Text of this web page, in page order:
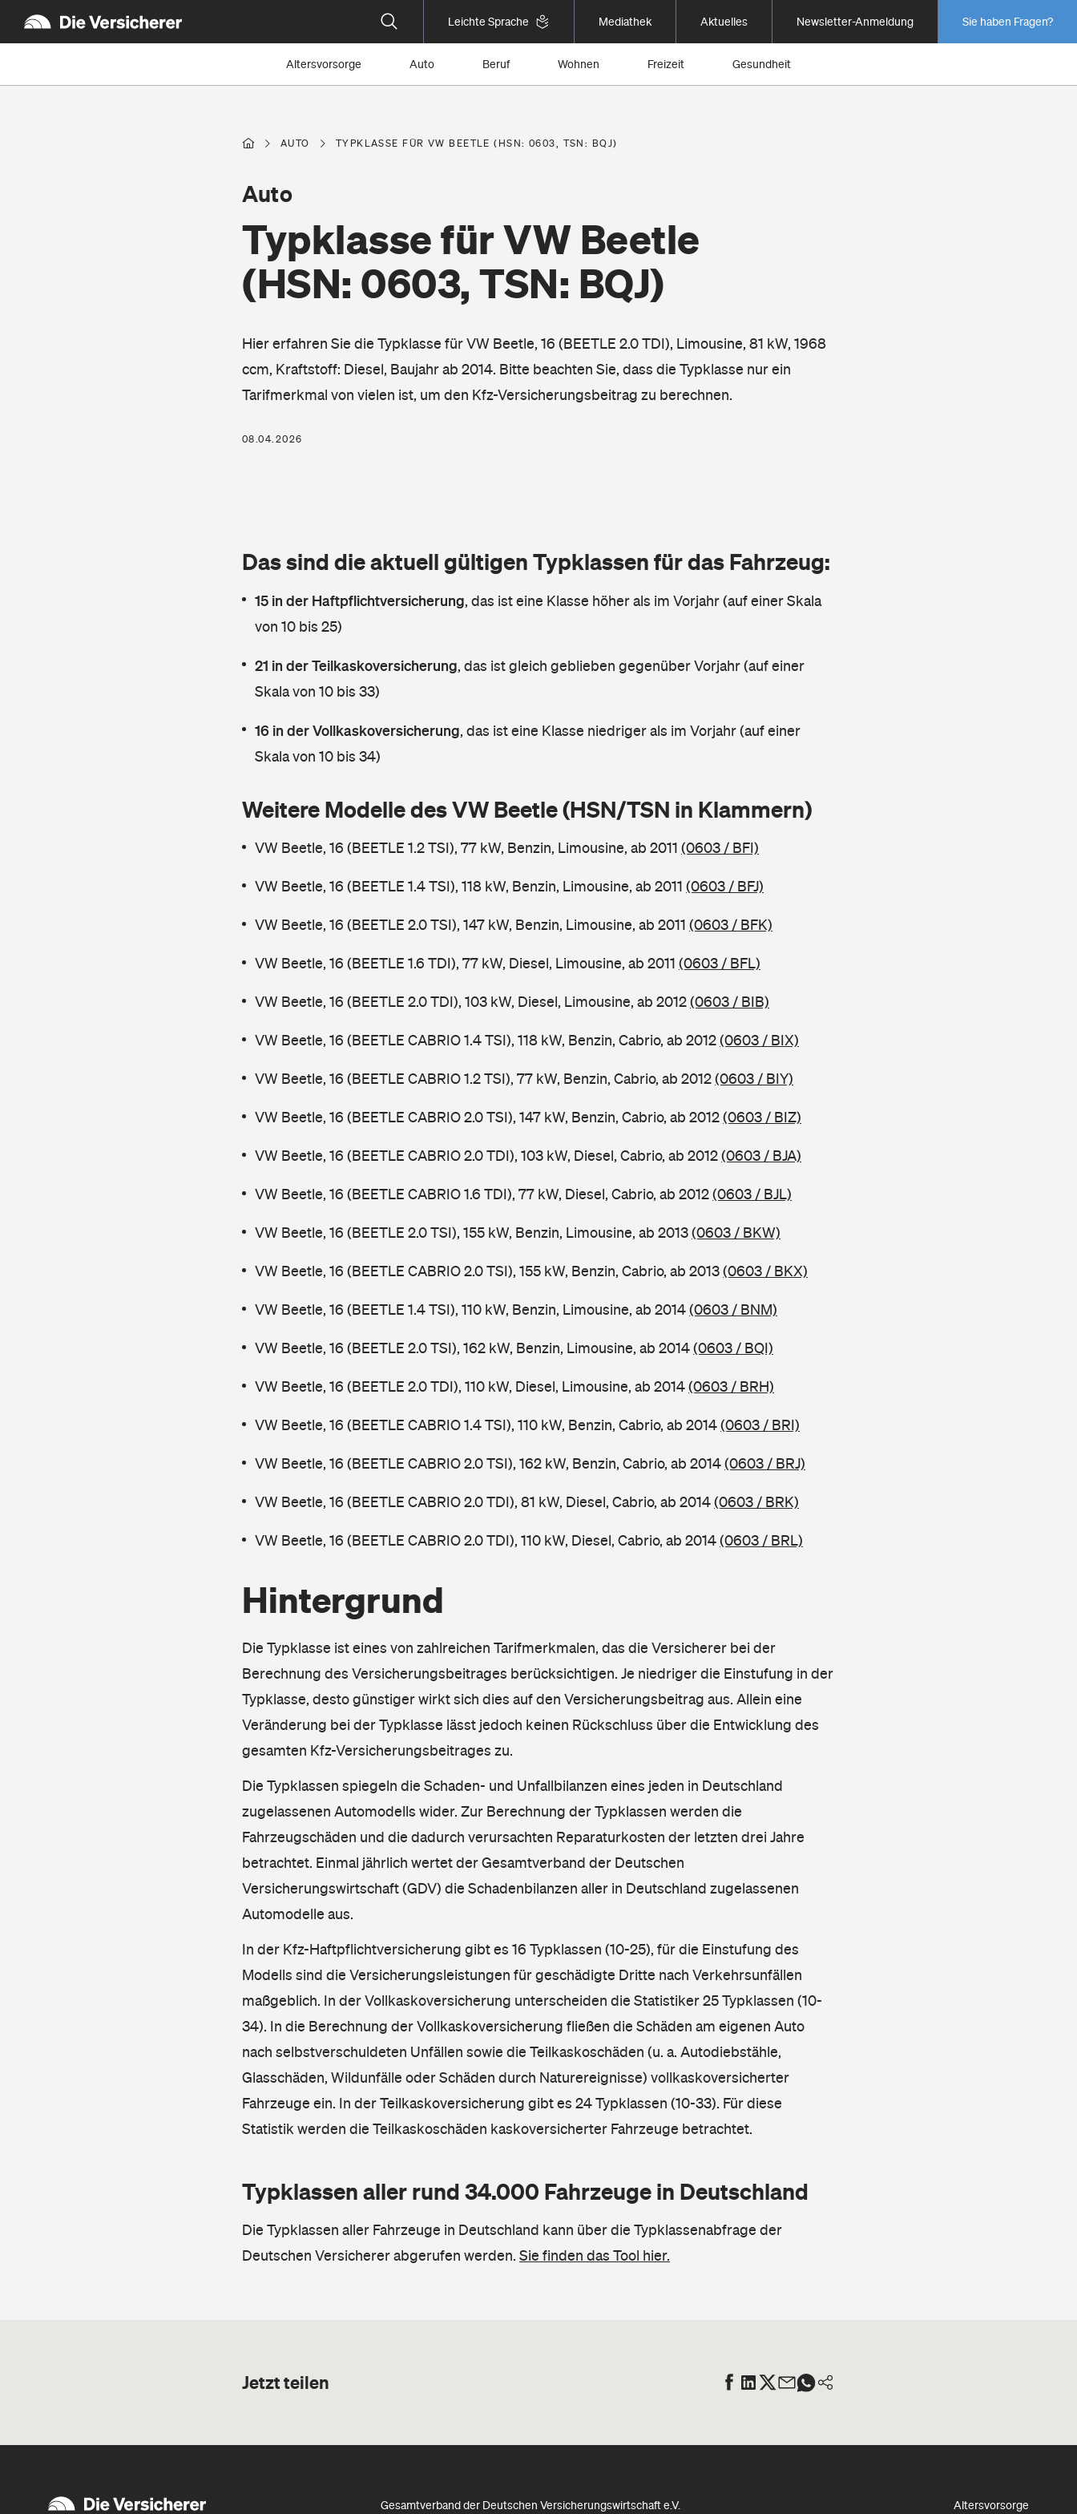
Leichte Sprache Mediathek Aktuelles Newsletter-Anmeldung Sie haben Fragen?
Altersvorsorge Auto Beruf Wohnen Freizeit Gesundheit
AUTO TYPKLASSE FÜR VW BEETLE (HSN: 0603, TSN: BQJ)
Typklasse für VW Beetle
(HSN: 0603, TSN: BQJ)
Auto
Hier erfahren Sie die Typklasse für VW Beetle, 16 (BEETLE 2.0 TDI), Limousine, 81 kW, 1968
ccm, Kraftstoff: Diesel, Baujahr ab 2014. Bitte beachten Sie, dass die Typklasse nur ein
Tarifmerkmal von vielen ist, um den Kfz-Versicherungsbeitrag zu berechnen.
08.04.2026
Das sind die aktuell gültigen Typklassen für das Fahrzeug:
15 in der Haftpflichtversicherung, das ist eine Klasse höher als im Vorjahr (auf einer Skala
von 10 bis 25)
21 in der Teilkaskoversicherung, das ist gleich geblieben gegenüber Vorjahr (auf einer
Skala von 10 bis 33)
16 in der Vollkaskoversicherung, das ist eine Klasse niedriger als im Vorjahr (auf einer
Skala von 10 bis 34)
Weitere Modelle des VW Beetle (HSN/TSN in Klammern)
VW Beetle, 16 (BEETLE 1.2 TSI), 77 kW, Benzin, Limousine, ab 2011 (0603 / BFI)
VW Beetle, 16 (BEETLE 1.4 TSI), 118 kW, Benzin, Limousine, ab 2011 (0603 / BFJ)
VW Beetle, 16 (BEETLE 2.0 TSI), 147 kW, Benzin, Limousine, ab 2011 (0603 / BFK)
VW Beetle, 16 (BEETLE 1.6 TDI), 77 kW, Diesel, Limousine, ab 2011 (0603 / BFL)
VW Beetle, 16 (BEETLE 2.0 TDI), 103 kW, Diesel, Limousine, ab 2012(0603 / BIB)
VW Beetle, 16 (BEETLE CABRIO 1.4 TSI), 118 kW, Benzin, Cabrio, ab 2012(0603 / BIX)
VW Beetle, 16 (BEETLE CABRIO 1.2 TSI), 77 kW, Benzin, Cabrio, ab 2012(0603 / BIY)
VW Beetle, 16 (BEETLE CABRIO 2.0 TSI), 147 kW, Benzin, Cabrio, ab 2012(0603 / BIZ)
VW Beetle, 16 (BEETLE CABRIO 2.0 TDI), 103 kW, Diesel, Cabrio, ab 2012(0603 / BJA)
VW Beetle, 16 (BEETLE CABRIO 1.6 TDI), 77 kW, Diesel, Cabrio, ab 2012(0603 / BJL)
VW Beetle, 16 (BEETLE 2.0 TSI), 155 kW, Benzin, Limousine, ab 2013(0603 / BKW)
VW Beetle, 16 (BEETLE CABRIO 2.0 TSI), 155 kW, Benzin, Cabrio, ab 2013(0603 / BKX)
VW Beetle, 16 (BEETLE 1.4 TSI), 110 kW, Benzin, Limousine, ab 2014(0603 / BNM)
VW Beetle, 16 (BEETLE 2.0 TSI), 162 kW, Benzin, Limousine, ab 2014(0603 / BQI)
VW Beetle, 16 (BEETLE 2.0 TDI), 110 kW, Diesel, Limousine, ab 2014(0603 / BRH)
VW Beetle, 16 (BEETLE CABRIO 1.4 TSI), 110 kW, Benzin, Cabrio, ab 2014(0603 / BRI)
VW Beetle, 16 (BEETLE CABRIO 2.0 TSI), 162 kW, Benzin, Cabrio, ab 2014(0603 / BRJ)
VW Beetle, 16 (BEETLE CABRIO 2.0 TDI), 81 kW, Diesel, Cabrio, ab 2014(0603 / BRK)
VW Beetle, 16 (BEETLE CABRIO 2.0 TDI), 110 kW, Diesel, Cabrio, ab 2014(0603 / BRL)
Hintergrund
Die Typklasse ist eines von zahlreichen Tarifmerkmalen, das die Versicherer bei der
Berechnung des Versicherungsbeitrages berücksichtigen. Je niedriger die Einstufung in der
Typklasse, desto günstiger wirkt sich dies auf den Versicherungsbeitrag aus. Allein eine
Veränderung bei der Typklasse lässt jedoch keinen Rückschluss über die Entwicklung des
gesamten Kfz-Versicherungsbeitrages zu.
Die Typklassen spiegeln die Schaden- und Unfallbilanzen eines jeden in Deutschland
zugelassenen Automodells wider. Zur Berechnung der Typklassen werden die
Fahrzeugschäden und die dadurch verursachten Reparaturkosten der letzten drei Jahre
betrachtet. Einmal jährlich wertet der Gesamtverband der Deutschen
Versicherungswirtschaft (GDV) die Schadenbilanzen aller in Deutschland zugelassenen
Automodelle aus.
In der Kfz-Haftpflichtversicherung gibt es 16 Typklassen (10-25), für die Einstufung des
Modells sind die Versicherungsleistungen für geschädigte Dritte nach Verkehrsunfällen
maßgeblich. In der Vollkaskoversicherung unterscheiden die Statistiker 25 Typklassen (10-
34). In die Berechnung der Vollkaskoversicherung fließen die Schäden am eigenen Auto
nach selbstverschuldeten Unfällen sowie die Teilkaskoschäden (u. a. Autodiebstähle,
Glasschäden, Wildunfälle oder Schäden durch Naturereignisse) vollkaskoversicherter
Fahrzeuge ein. In der Teilkaskoversicherung gibt es 24 Typklassen (10-33). Für diese
Statistik werden die Teilkaskoschäden kaskoversicherter Fahrzeuge betrachtet.
Typklassen aller rund 34.000 Fahrzeuge in Deutschland
Die Typklassen aller Fahrzeuge in Deutschland kann über die Typklassenabfrage der
Deutschen Versicherer abgerufen werden. Sie finden das Tool hier.
Jetzt teilen
Gesamtverband der Deutschen Versicherungswirtschaft e.V. Altersvorsorge